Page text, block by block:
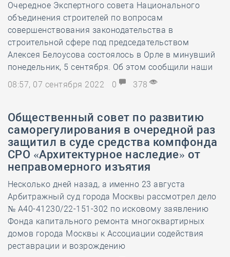
Очередное Экспертного совета Национального
объединения строителей по вопросам
совершенствования законодательства в
строительной сфере под председательством
Алексея Белоусова состоялось в Орле в минувший
понедельник, 5 сентября. Об этом сообщили наши
08:57, 07 сентября 2022
0 378
Общественный совет по развитию
саморегулирования в очередной раз
защитил в суде средства компфонда
СРО «Архитектурное наследие» от
неправомерного изъятия
Несколько дней назад, а именно 23 августа
Арбитражный суд города Москвы рассмотрел дело
№ А40-41230/22-151-302 по исковому заявлению
Фонда капитального ремонта многоквартирных
домов города Москвы к Ассоциации содействия
реставрации и возрождению